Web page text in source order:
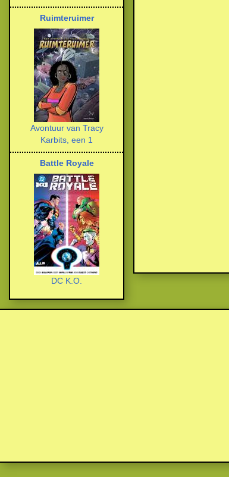
Ruimteruimer
Avontuur van Tracy
Karbits, een 1
Battle Royale
DC K.O.